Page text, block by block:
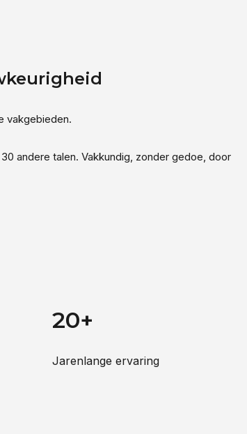
vakgebieden.
andere talen. Vakkundig, zonder gedoe, door
20+
Jarenlange ervaring